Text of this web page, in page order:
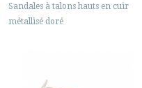
Sandales à talons hauts en cuir
métallisé doré